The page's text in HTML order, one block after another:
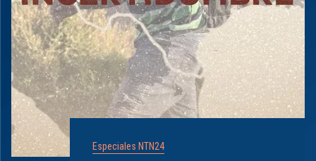
Especiales NTN24